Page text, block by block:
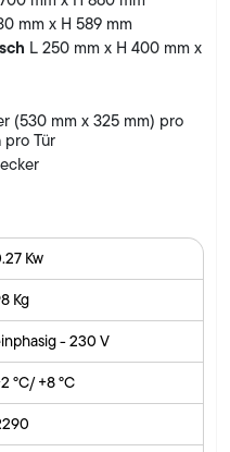
mm x H 589 mm
L 250 mm x H 400 mm x
(530 mm x 325 mm) pro
pro Tür
Kw
Kg
- 230 V
°C/ +8 °C